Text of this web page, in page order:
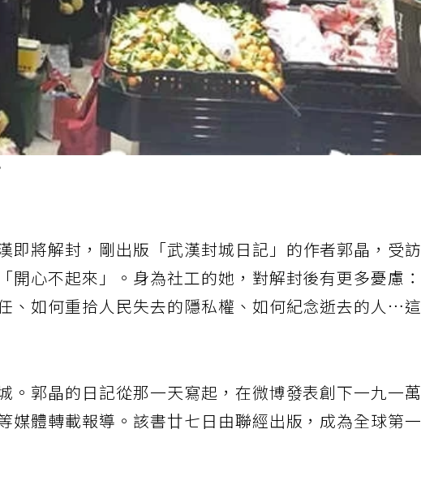
即將解封，剛出版「武漢封城日記」的作者郭晶，受訪
開心不起來」。身為社工的她，對解封後有更多憂慮：
、如何重拾人民失去的隱私權、如何紀念逝去的人…這
。郭晶的日記從那一天寫起，在微博發表創下一九一萬
媒體轉載報導。該書廿七日由聯經出版，成為全球第一